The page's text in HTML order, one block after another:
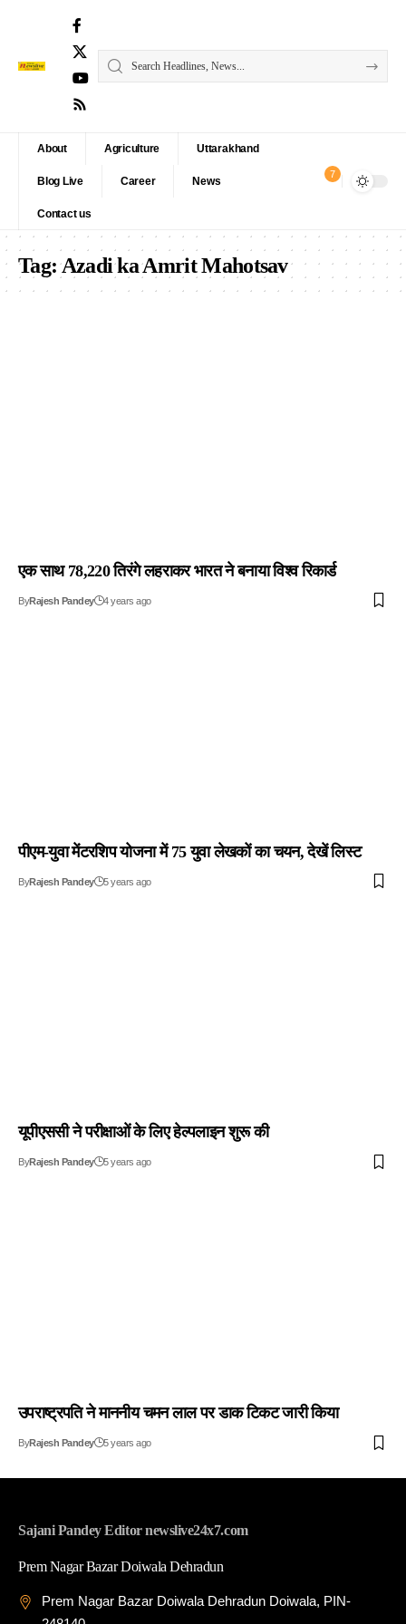
About Agriculture Uttarakhand
Blog Live Career News
Contact us
7
Tag:Azadi ka Amrit Mahotsav
एक साथ 78,220 तिरंगे लहराकर भारत ने बनाया विश्व रिकार्ड
ByRajesh Pandey 4 years ago
पीएम-युवा मेंटरशिप योजना में 75 युवा लेखकों का चयन, देखें लिस्ट
ByRajesh Pandey 5 years ago
यूपीएससी ने परीक्षाओं के लिए हेल्पलाइन शुरू की
ByRajesh Pandey 5 years ago
उपराष्ट्रपति ने माननीय चमन लाल पर डाक टिकट जारी किया
ByRajesh Pandey 5 years ago
Sajani Pandey Editor newslive24x7.com
Prem Nagar Bazar Doiwala Dehradun
Prem Nagar Bazar Doiwala Dehradun Doiwala, PIN-